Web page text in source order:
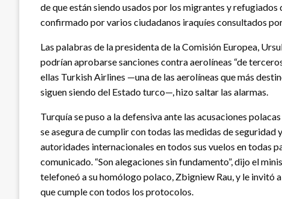
de que están siendo usados por los migrantes y
confirmado por varios ciudadanos iraquíes consultados
Las palabras de la presidenta de la Comisión Europea,
podrían aprobarse sanciones contra aerolíneas “de
ellas Turkish Airlines —una de las aerolíneas que más
siguen siendo del Estado turco—, hizo saltar las alarmas.
Turquía se puso a la defensiva ante las acusaciones
se asegura de cumplir con todas las medidas de
autoridades internacionales en todos sus vuelos en todas
comunicado. “Son alegaciones sin fundamento”, dijo el
telefoneó a su homólogo polaco, Zbigniew Rau, y le invitó
que cumple con todos los protocolos.